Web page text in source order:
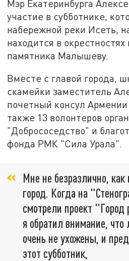
Мэр Екатеринбурга
участие в субботнике,
набережной реки Исеть,
находится в
памятника Малышеву.
Вместе с главой города,
скамейки заместитель
почетный консул
также 13 волонтеров
"Добрососедство" и
фонда РМК "Сила Урала".
Мне не безразлично,
город. Когда на
смотрели проект "Город
я обратил внимание, что
очень не ухожены, и
этот субботник,